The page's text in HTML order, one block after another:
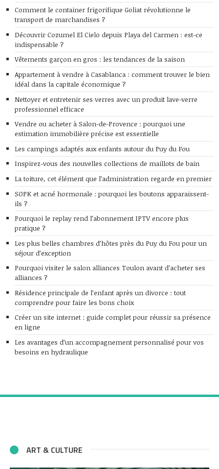
Comment le container frigorifique Goliat révolutionne le
transport de marchandises ?
Découvrir Cozumel El Cielo depuis Playa del Carmen : est-ce
indispensable ?
Vêtements garçon en gros : les tendances de la saison
Appartement à vendre à Casablanca : comment trouver le bien
idéal dans la capitale économique ?
Nettoyer et entretenir ses verres avec un produit lave-verre
professionnel efficace
Vendre ou acheter à Salon-de-Provence : pourquoi une
estimation immobilière précise est essentielle
Les campings adaptés aux enfants autour du Puy du Fou
Inspirez-vous des nouvelles collections de maillots de bain
La toiture, cet élément que l’administration regarde en premier
SOPK et acné hormonale : pourquoi les boutons apparaissent-
ils ?
Pourquoi le replay rend l’abonnement IPTV encore plus
pratique ?
Les plus belles chambres d’hôtes près du Puy du Fou pour un
séjour d’exception
Pourquoi visiter le salon alliances Toulon avant d’acheter ses
alliances ?
Résidence principale de l’enfant après un divorce : tout
comprendre pour faire les bons choix
Créer un site internet : guide complet pour réussir sa présence
en ligne
Les avantages d’un accompagnement personnalisé pour vos
besoins en hydraulique
ART & CULTURE